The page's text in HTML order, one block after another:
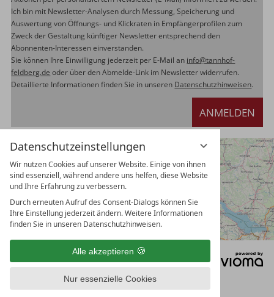
Datenschutzeinstellungen
Wir nutzen Cookies auf unserer Website. Einige von ihnen
sind essenziell, während andere uns helfen, diese Website
und Ihre Erfahrung zu verbessern.
Durch erneuten Aufruf des Consent-Dialogs können Sie
Ihre Einstellung jederzeit ändern. Weitere Informationen
finden Sie in unseren Datenschutzhinweisen.
Alle akzeptieren
Nur essenzielle Cookies
Ich bin mit Newsletter-Analysen durch Messung, Speicherung und
Auswertung von Öffnungs- und Klickraten in Empfängerprofilen zum
Zweck der Gestaltung künftiger Newsletter entsprechend den
Abonnenten-Interessen einverstanden.
Sie können Ihre Einwilligung jederzeit per E-Mail an info@tannhof-
feldberg.de oder über den Abmelde-Link im Newsletter widerrufen.
Detaillierte Informationen finden Sie in unseren Datenschutzhinweisen.
ANMELDEN
DATENSCHUTZ
DATENSCHUTZEINSTELLUNGEN
IMPRESSUM
AGB